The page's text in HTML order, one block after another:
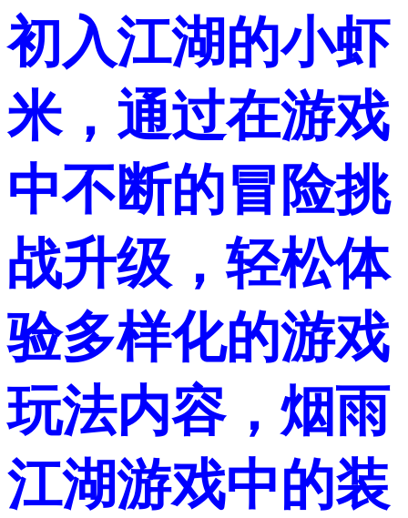
初入江湖的小虾
米，通过在游戏
中不断的冒险挑
战升级，轻松体
验多样化的游戏
玩法内容，烟雨
江湖游戏中的装